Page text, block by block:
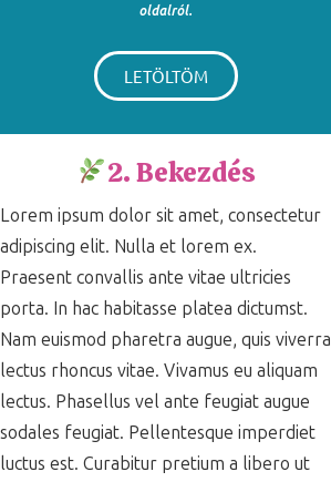
oldalról.
LETÖLTÖM
2. Bekezdés
Lorem ipsum dolor sit amet, consectetur
adipiscing elit. Nulla et lorem ex.
Praesent convallis ante vitae ultricies
porta. In hac habitasse platea dictumst.
Nam euismod pharetra augue, quis viverra
lectus rhoncus vitae. Vivamus eu aliquam
lectus. Phasellus vel ante feugiat augue
sodales feugiat. Pellentesque imperdiet
luctus est. Curabitur pretium a libero ut